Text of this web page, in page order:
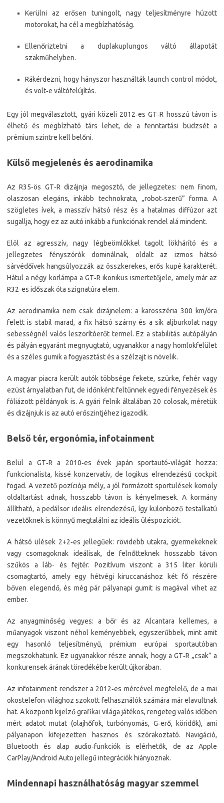
Kerülni az erősen tuningolt, nagy teljesítményre húzott
motorokat, ha cél a megbízhatóság.
Ellenőriztetni a duplakuplungos váltó állapotát
szakműhelyben.
Rákérdezni, hogy hányszor használták launch control módot,
és volt‑e váltófelújítás.
Egy jól megválasztott, gyári közeli 2012‑es GT‑R hosszú távon is
élhető és megbízható társ lehet, de a fenntartási büdzsét a
prémium szintre kell belőni.
Külső megjelenés és aerodinamika
Az R35‑ös GT‑R dizájnja megosztó, de jellegzetes: nem finom,
olaszosan elegáns, inkább technokrata, „robot‑szerű” forma. A
szögletes ívek, a masszív hátsó rész és a hatalmas diffúzor azt
sugallja, hogy ez az autó inkább a funkciónak rendel alá mindent.
Elöl az agresszív, nagy légbeömlőkkel tagolt lökhárító és a
jellegzetes fényszórók dominálnak, oldalt az izmos hátsó
sárvédőívek hangsúlyozzák az összkerekes, erős kupé karakterét.
Hátul a négy körlámpa a GT‑R ikonikus ismertetőjele, amely már az
R32‑es időszak óta szignatúra elem.
Az aerodinamika nem csak dizájnelem: a karosszéria 300 km/óra
felett is stabil marad, a fix hátsó szárny és a sík aljburkolat nagy
sebességnél valós leszorítóerőt termel. Ez a stabilitás autópályán
és pályán egyaránt megnyugtató, ugyanakkor a nagy homlokfelület
és a széles gumik a fogyasztást és a szélzajt is növelik.
A magyar piacra került autók többsége fekete, szürke, fehér vagy
ezüst árnyalatban fut, de időnként feltűnnek egyedi fényezések és
fóliázott példányok is. A gyári felnik általában 20 colosak, méretük
és dizájnjuk is az autó erőszintjéhez igazodik.
Belső tér, ergonómia, infotainment
Belül a GT‑R a 2010‑es évek japán sportautó‑világát hozza:
funkcionalista, kissé konzervatív, de logikus elrendezésű cockpit
fogad. A vezető pozíciója mély, a jól formázott sportülések komoly
oldaltartást adnak, hosszabb távon is kényelmesek. A kormány
állítható, a pedálsor ideális elrendezésű, így különböző testalkatú
vezetőknek is könnyű megtalálni az ideális üléspozíciót.
A hátsó ülések 2+2‑es jellegűek: rövidebb utakra, gyermekeknek
vagy csomagoknak ideálisak, de felnőtteknek hosszabb távon
szűkös a láb- és fejtér. Pozitívum viszont a 315 liter körüli
csomagtartó, amely egy hétvégi kiruccanáshoz két fő részére
bőven elegendő, és még pár pályanapi gumit is magával vihet az
ember.
Az anyagminőség vegyes: a bőr és az Alcantara kellemes, a
műanyagok viszont néhol keményebbek, egyszerűbbek, mint amit
egy hasonló teljesítményű, prémium európai sportautóban
megszokhatunk. Ez ugyanakkor része annak, hogy a GT‑R „csak” a
konkurensek árának töredékébe került újkorában.
Az infotainment rendszer a 2012‑es mércével megfelelő, de a mai
okostelefon‑világhoz szokott felhasználók számára már elavultnak
hat. A központi kijelző grafikai világa játékos, rengeteg valós időben
mért adatot mutat (olajhőfok, turbónyomás, G‑erő, köridők), ami
pályanapon kifejezetten hasznos és szórakoztató. Navigáció,
Bluetooth és alap audio‑funkciók is elérhetők, de az Apple
CarPlay/Android Auto jellegű integrációk hiányoznak.
Mindennapi használhatóság magyar szemmel